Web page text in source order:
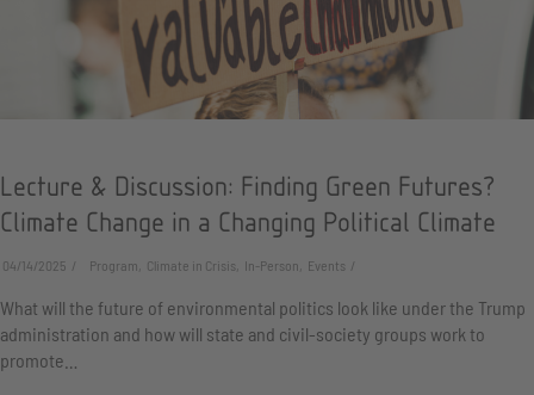
Lecture & Discussion: Finding Green Futures?
Climate Change in a Changing Political Climate
04/14/2025 Program, Climate in Crisis, In-Person, Events
What will the future of environmental politics look like under the Trump
administration and how will state and civil-society groups work to
promote…